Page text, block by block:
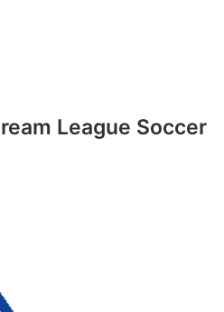
League Soccer